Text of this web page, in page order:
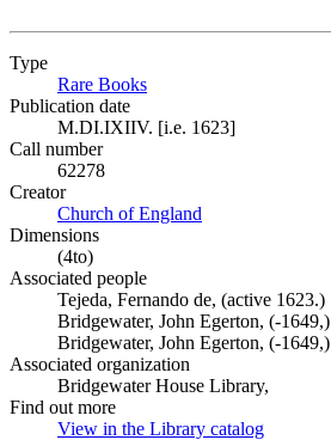
Type
Rare Books
Publication date
M.DI.IXIIV. [i.e. 1623]
Call number
62278
Creator
Church of England
Dimensions
(4to)
Associated people
Tejeda, Fernando de, (active 1623.)
Bridgewater, John Egerton, (-1649,)
Bridgewater, John Egerton, (-1649,)
Associated organization
Bridgewater House Library,
Find out more
View in the Library catalog